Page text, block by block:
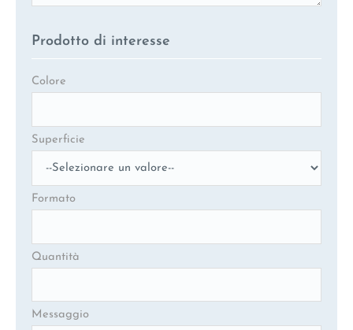
Prodotto di interesse
Colore
Superficie
Formato
Quantità
Messaggio